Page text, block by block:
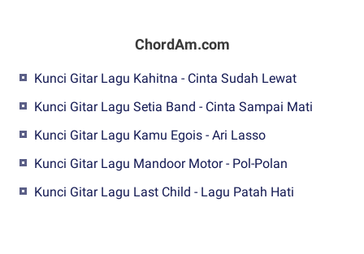
ChordAm.com
Kunci Gitar Lagu Kahitna - Cinta Sudah Lewat
Kunci Gitar Lagu Setia Band - Cinta Sampai Mati
Kunci Gitar Lagu Kamu Egois - Ari Lasso
Kunci Gitar Lagu Mandoor Motor - Pol-Polan
Kunci Gitar Lagu Last Child - Lagu Patah Hati